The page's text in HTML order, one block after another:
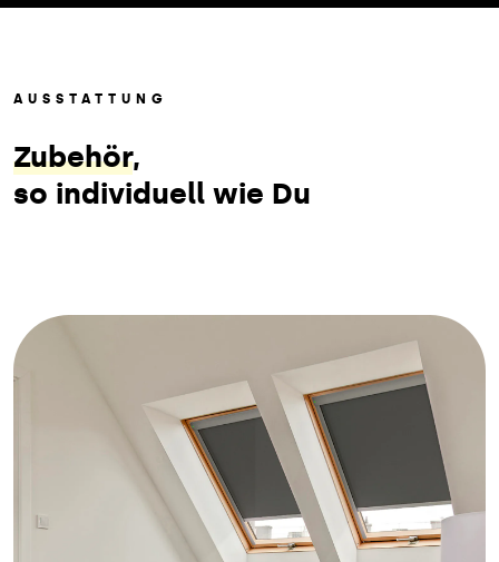
AUSSTATTUNG
Zubehör,
so individuell wie Du